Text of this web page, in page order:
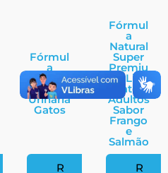
Fórmul
a
Natural
Vet Care
Urinária
Gatos
R
Fórmul
a
Natural
Super
Premiu
m Life
Gatos
Adultos
Sabor
Frango
e
Salmão
R